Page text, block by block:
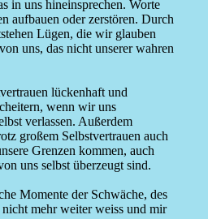
in uns hineinsprechen. Worte
aufbauen oder zerstören. Durch
Lügen, die wir glauben
uns, das nicht unserer wahren
lückenhaft und
wenn wir uns
verlassen. Außerdem
großem Selbstvertrauen auch
Grenzen kommen, auch
uns selbst überzeugt sind.
Momente der Schwäche, des
mehr weiter weiss und mir